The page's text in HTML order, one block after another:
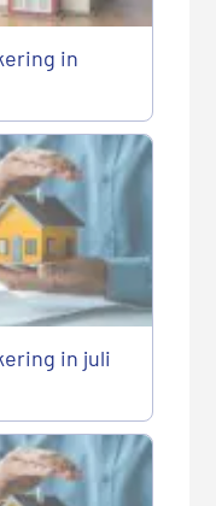
in
in juli